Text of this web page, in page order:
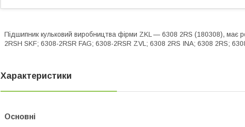
Підшипник кульковий виробництва фірми ZKL — 6308 2RS (180308), має
2RSH SKF; 6308-2RSR FAG; 6308-2RSR ZVL; 6308 2RS INA; 6308 2RS;
Характеристики
Основні